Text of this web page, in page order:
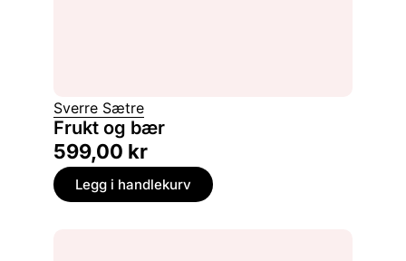
Sverre Sætre
Frukt og bær
599,00 kr
Legg i handlekurv